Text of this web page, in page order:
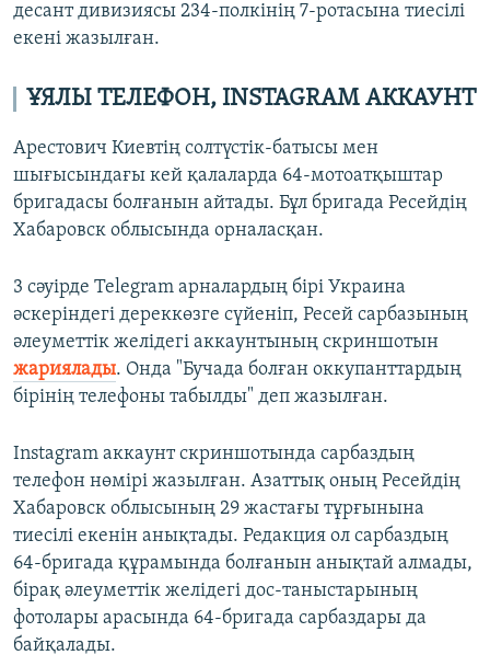
десант дивизиясы 234-полкінің 7-ротасына тиесілі
екені жазылған.
ҰЯЛЫ ТЕЛЕФОН, INSTAGRAM АККАУНТ
Арестович Киевтің солтүстік-батысы мен
шығысындағы кей қалаларда 64-мотоатқыштар
бригадасы болғанын айтады. Бұл бригада Ресейдің
Хабаровск облысында орналасқан.
3 сәуірде Telegram арналардың бірі Украина
әскеріндегі дереккөзге сүйеніп, Ресей сарбазының
әлеуметтік желідегі аккаунтының скриншотын
жариялады. Онда "Бучада болған оккупанттардың
бірінің телефоны табылды" деп жазылған.
Instagram аккаунт скриншотында сарбаздың
телефон нөмірі жазылған. Азаттық оның Ресейдің
Хабаровск облысының 29 жастағы тұрғынына
тиесілі екенін анықтады. Редакция ол сарбаздың
64-бригада құрамында болғанын анықтай алмады,
бірақ әлеуметтік желідегі дос-таныстарының
фотолары арасында 64-бригада сарбаздары да
байқалады.